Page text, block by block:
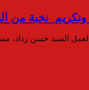
السيد حسن رداد،